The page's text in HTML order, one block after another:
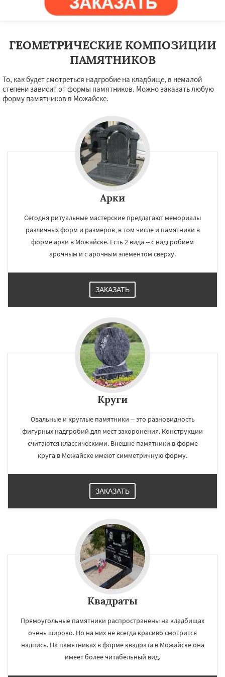
Талдом Фрязино Химки
Черноголовка Чехов Шатура
Белоомут Бобров
Богородское
Быково Вербилки
ГЕОМЕТРИЧЕСКИЕ КОМПОЗИЦИИ
ПАМЯТНИКОВ
То, как будет смотреться надгробие на кладбище, в немалой
степени зависит от формы памятников. Можно заказать любую
форму памятников в Можайске.
Арки
Сегодня ритуальные мастерские предлагают мемориалы
различных форм и размеров, в том числе и памятники в
форме арки в Можайске. Есть 2 вида -- с надгробием
арочным и с арочным элементом сверху.
ЗАКАЗАТЬ
Круги
Овальные и круглые памятники – это разновидность
фигурных надгробий для мест захоронения. Конструкции
считаются классическими. Внешне памятники в форме
круга в Можайске имеют симметричную форму.
ЗАКАЗАТЬ
Квадраты
Прямоугольные памятники распространены на кладбищах
очень широко. Но на них не всегда красиво смотрится
надпись. На памятниках в форме квадрата в Можайске она
имеет более читабельный вид.